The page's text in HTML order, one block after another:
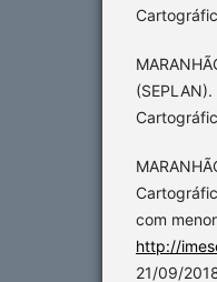
com
http://
21/09/